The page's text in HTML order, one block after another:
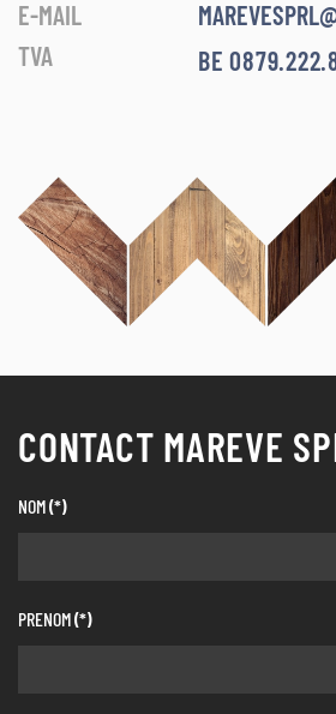
E-MAIL
TVA
BE
CONTACT MAREVE
NOM(*)
PRENOM(*)